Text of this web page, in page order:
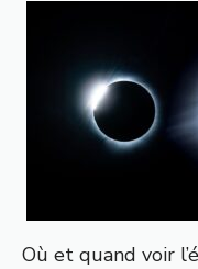
Où et quand voir